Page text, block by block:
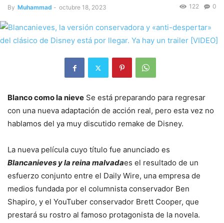
By Muhammad - octubre 18, 2023 0
122
Blanco como la nieve Se está preparando para regresar
con una nueva adaptación de acción real, pero esta vez no
hablamos del ya muy discutido remake de Disney.
La nueva película cuyo título fue anunciado es
Blancanieves y la reina malvadaes el resultado de un
esfuerzo conjunto entre el Daily Wire, una empresa de
medios fundada por el columnista conservador Ben
Shapiro, y el YouTuber conservador Brett Cooper, que
prestará su rostro al famoso protagonista de la novela.